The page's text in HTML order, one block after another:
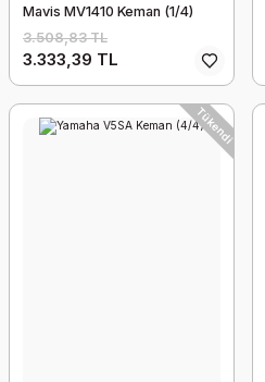
Mavis MV1410 Keman (1/4)
3.508,83 TL
3.333,39 TL
Tükendi